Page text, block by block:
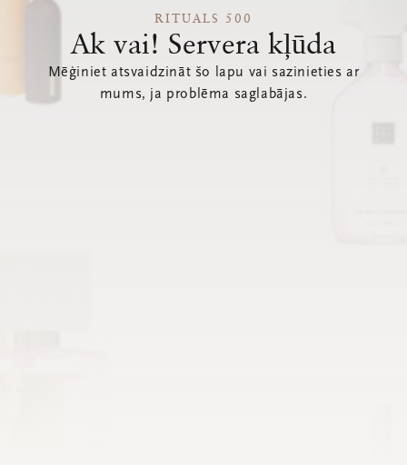
RITUALS 500
Ak vai! Servera kļūda
Mēģiniet atsvaidzināt šo lapu vai sazinieties ar
mums, ja problēma saglabājas.